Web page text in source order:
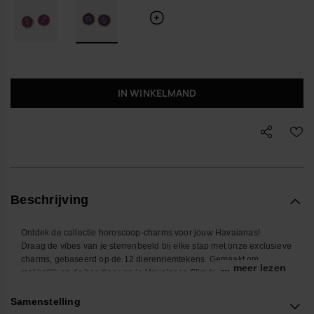
IN WINKELMAND
Beschrijving
Ontdek de collectie horoscoop-charms voor jouw Havaianas!
Draag de vibes van je sterrenbeeld bij elke stap met onze exclusieve
charms, gebaseerd op de 12 dierenriemtekens. Gemaakt om
makkelijk op de bandjes van je Havaianas Slim te klikken, geven
persoonlijkheid. Kies de jouwe en pimp je Havaianas met jouw
... meer lezen
Samenstelling